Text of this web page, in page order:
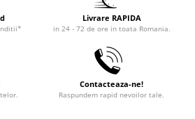
Livrare RAPIDA
in 24 - 72 de ore in toata Romania.
Contacteaza-ne!
Raspundem rapid nevoilor tale.